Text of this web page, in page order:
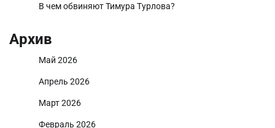
В чем обвиняют Тимура Турлова?
Архив
Май 2026
Апрель 2026
Март 2026
Февраль 2026